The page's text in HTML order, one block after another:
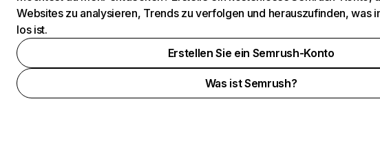
Websites zu analysieren, Trends zu verfolgen und herauszufinden, was
los ist.
Erstellen Sie ein Semrush-Konto
Was ist Semrush?